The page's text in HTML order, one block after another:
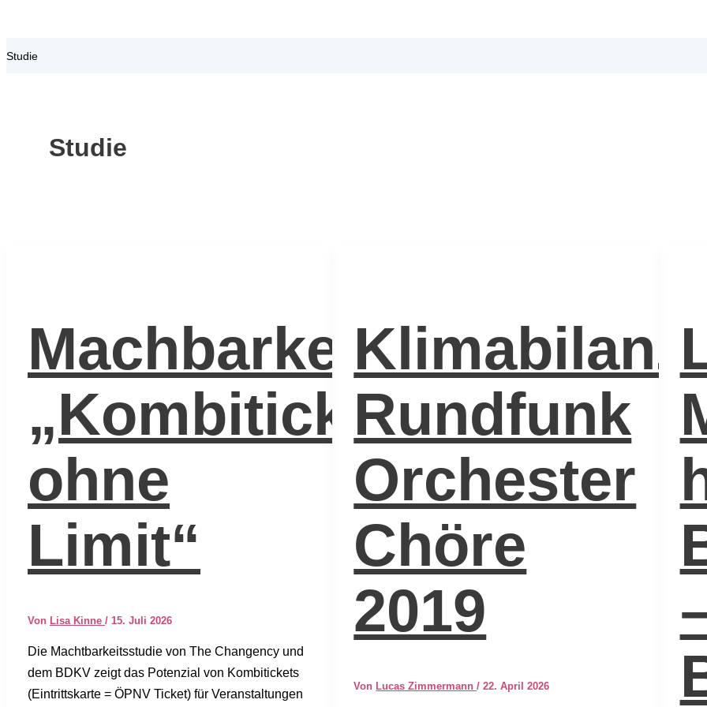
Studie
Studie
Machbarkeitsstudie
„Kombiticket
ohne
Limit“
Von Lisa Kinne / 15. Juli 2026
Die Macht­bar­keits­stu­die von The Chan­gen­cy und
dem BDKV zeigt das Poten­zi­al von Kom­bi­ti­ckets
(Ein­tritts­kar­te = ÖPNV Ticket) für Ver­an­stal­tun­gen
Klimabilanz
Rundfunk
Orchester
Chöre
2019
Von Lucas Zimmermann/22. April 2026